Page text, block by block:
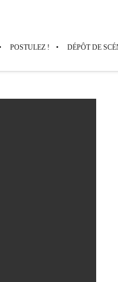
POSTULEZ ! DÉPÔT DE